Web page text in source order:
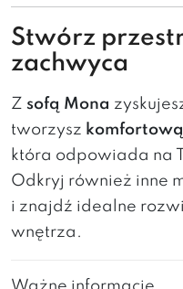
Stwórz
zachwyca
Z sofą Mona
tworzysz
która odpowiada na
Odkryj również inne
i znajdź idealne
wnętrza.